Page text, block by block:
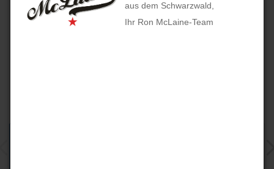
aus dem Schwarzwald,
Ihr Ron McLaine-Team